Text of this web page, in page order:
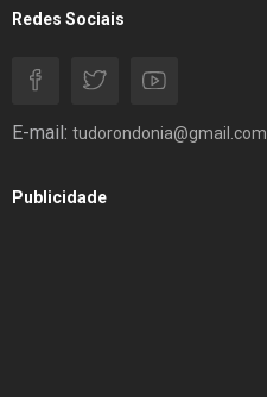
Redes Sociais
E-mail: tudorondonia@gmail.com
Publicidade